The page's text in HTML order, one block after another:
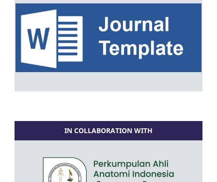
IN COLLABORATION WITH